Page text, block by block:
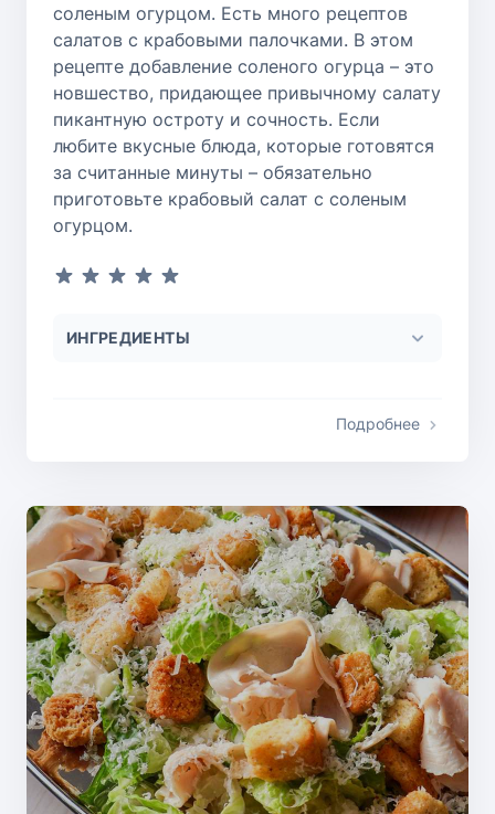
соленым огурцом. Есть много рецептов
салатов с крабовыми палочками. В этом
рецепте добавление соленого огурца – это
новшество, придающее привычному салату
пикантную остроту и сочность. Если
любите вкусные блюда, которые готовятся
за считанные минуты – обязательно
приготовьте крабовый салат с соленым
огурцом.
ИНГРЕДИЕНТЫ
Подробнее